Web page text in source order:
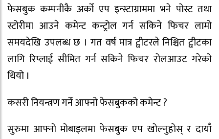
फेसबुक कम्पनीकै अर्को एप इन्स्टाग्राममा भने पोस्ट तथा
स्टोरीमा आउने कमेन्ट कन्ट्रोल गर्न सकिने फिचर लामो
समयदेखि उपलब्ध छ । गत वर्ष मात्र ट्वीटरले निश्चित ट्वीटका
लागि रिप्लाई सीमित गर्न सकिने फिचर रोलआउट गरेको
थियो ।
कसरी नियन्त्रण गर्ने आफ्नो फेसबुकको कमेन्ट ?
सुरुमा आफ्नो मोबाइलमा फेसबुक एप खोल्नुहोस् र दायाँ